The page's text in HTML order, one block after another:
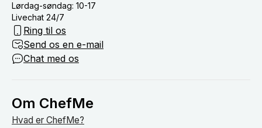
Lørdag-søndag: 10-17
Livechat 24/7
Ring til os
Send os en e-mail
Chat med os
Om ChefMe
Hvad er ChefMe?